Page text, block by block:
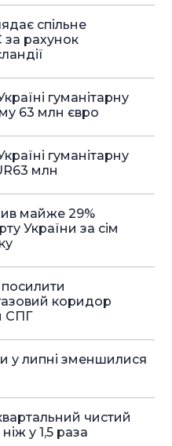
спільне
рахунок
гуманітарну
63 млн євро
гуманітарну
млн
майже 29%
України за сім
коридор
СПГ
у липні зменшилися
чистий
у 1,5 раза